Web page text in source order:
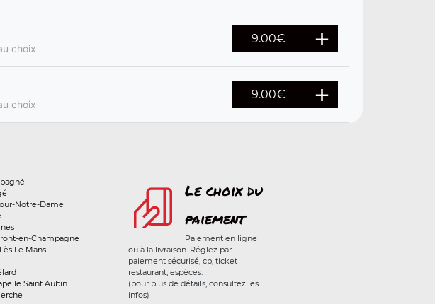
choix
9.00€
choix
9.00€
Notre-Dame
en-Champagne
Le Mans
Saint Aubin
Le choix du
paiement
Paiement en ligne
ou à la livraison. Réglez par
paiement sécurisé, cb, ticket
restaurant, espèces.
(pour plus de détails, consultez les
infos)